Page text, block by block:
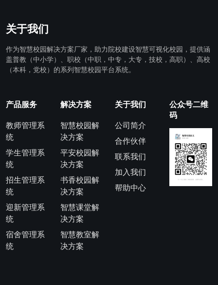
关于我们
作为智慧校园解决方案厂家，助力院校建设智慧可视化校园，提供涵
盖普教（中小学）、职校（中职，中专，大专，技校，高职）、高校
（本科，党校）的系列智慧校园平台系统。
产品服务
教师管理系
统
学生管理系
统
招生管理系
统
迎新管理系
统
宿舍管理系
统
解决方案
智慧校园解
决方案
平安校园解
决方案
书香校园解
决方案
智慧课堂解
决方案
智慧教室解
决方案
关于我们
公司简介
合作伙伴
联系我们
加入我们
帮助中心
公众号二维
码